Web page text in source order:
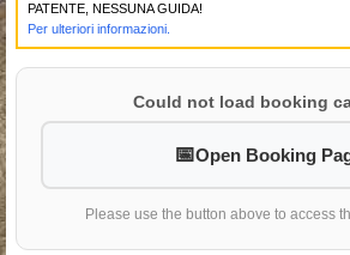
PATENTE, NESSUNA GUIDA!
Per ulteriori informazioni.
Could not load booking
Open Booking
Please use the button above to access